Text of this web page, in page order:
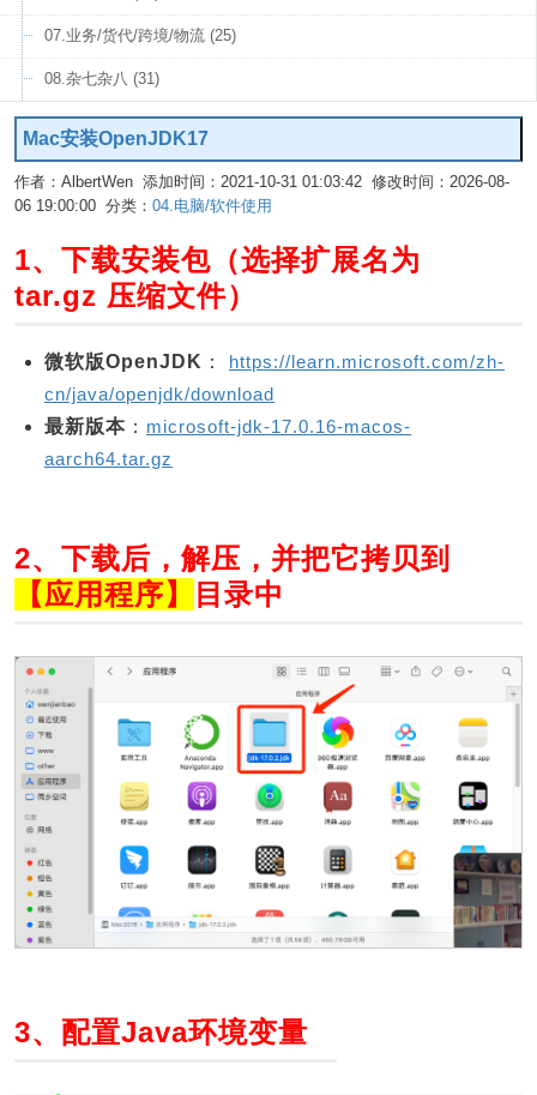
07.业务/货代/跨境/物流 (25)
08.杂七杂八 (31)
Mac安装OpenJDK17
作者：AlbertWen 添加时间：2021-10-31 01:03:42 修改时间：2026-08-
06 19:00:00 分类： 04.电脑/软件使用
1、下载安装包（选择扩展名为
tar.gz 压缩文件）
微软版OpenJDK ： https://learn.microsoft.com/zh-
cn/java/openjdk/download
最新版本 ： microsoft-jdk-17.0.16-macos-
aarch64.tar.gz
2、下载后，解压，并把它拷贝到
【应用程序】
目录中
3、配置Java环境变量